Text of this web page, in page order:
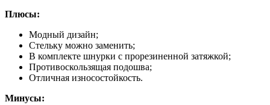
Плюсы:
Модный дизайн;
Стельку можно заменить;
В комплекте шнурки с прорезиненной затяжкой;
Противоскользящая подошва;
Отличная износостойкость.
Минусы: